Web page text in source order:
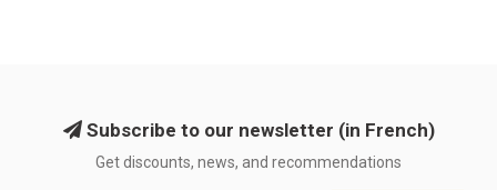
Subscribe to our newsletter (in French)
Get discounts, news, and recommendations